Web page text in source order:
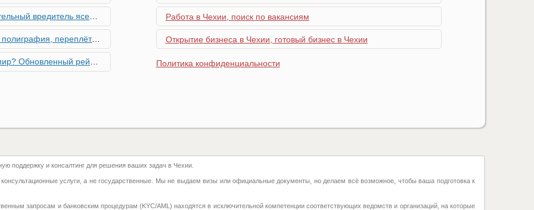
к Чехии, необходима бдительность граждан
работы в Чехии - простая лицензия №14
глобальной мобильности 2026 года
Семей с Детьми через Пособия по Уходу
Работа в Чехии, поиск по вакансиям
Открытие бизнеса в Чехии, готовый бизнес в Чехии
Политика конфиденциальности
поддержку и консалтинг для решения ваших задач в Чехии.
услуги, а не государственные. Мы не выдаем визы или официальные документы, но делаем всё возможное, чтобы ваша подготовка к
запросам и банковским процедурам (KYC/AML) находятся в исключительной компетенции соответствующих ведомств и организаций, на которые